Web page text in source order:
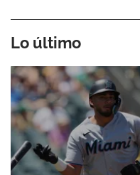
Lo último